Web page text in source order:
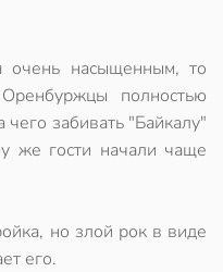
очень насыщенным, то
полностью
забивать "Байкалу"
же гости начали чаще
но злой рок в виде
его.